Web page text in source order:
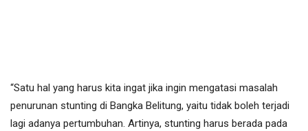
“Satu hal yang harus kita ingat jika ingin mengatasi masalah
penurunan stunting di Bangka Belitung, yaitu tidak boleh terjadi
lagi adanya pertumbuhan. Artinya, stunting harus berada pada